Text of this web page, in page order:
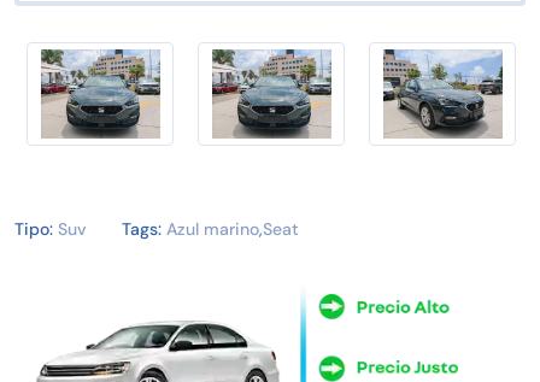
Tipo: Suv Tags: Azul marino,Seat